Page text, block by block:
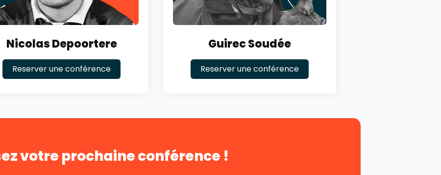
Nicolas Depoortere
Reserver une conférence
Guirec Soudée
Reserver une conférence
votre prochaine conférence !